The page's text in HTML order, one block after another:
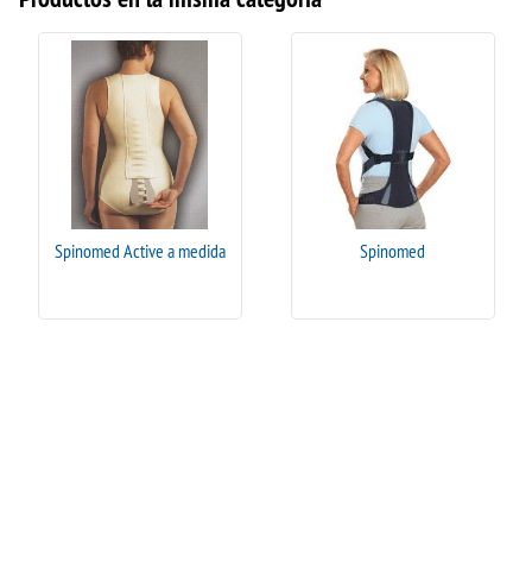
Spinomed Active a medida Spinomed